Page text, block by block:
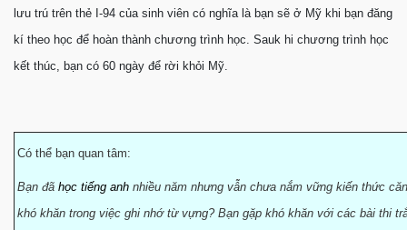
lưu trú trên thẻ I-94 của sinh viên có nghĩa là bạn sẽ ở Mỹ khi bạn đăng
kí theo học để hoàn thành chương trình học. Sauk hi chương trình học
kết thúc, bạn có 60 ngày để rời khỏi Mỹ.
Có thể bạn quan tâm:
Bạn đã học tiếng anh nhiều năm nhưng vẫn chưa nắm vững kiến thức
khó khăn trong việc ghi nhớ từ vựng? Bạn gặp khó khăn với các bài thi